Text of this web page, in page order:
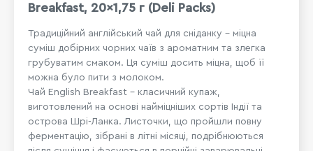
Breakfast, 20x1,75 г (Deli Packs)
Традиційний англійський чай для сніданку – міцна
суміш добірних чорних чаїв з ароматним та злегка
грубуватим смаком. Ця суміш досить міцна, щоб її
можна було пити з молоком.
Чай English Breakfast – класичний купаж,
виготовлений на основі найміцніших сортів Індії та
острова Шрі-Ланка. Листочки, що пройшли повну
ферментацію, зібрані в літні місяці, подрібнюються